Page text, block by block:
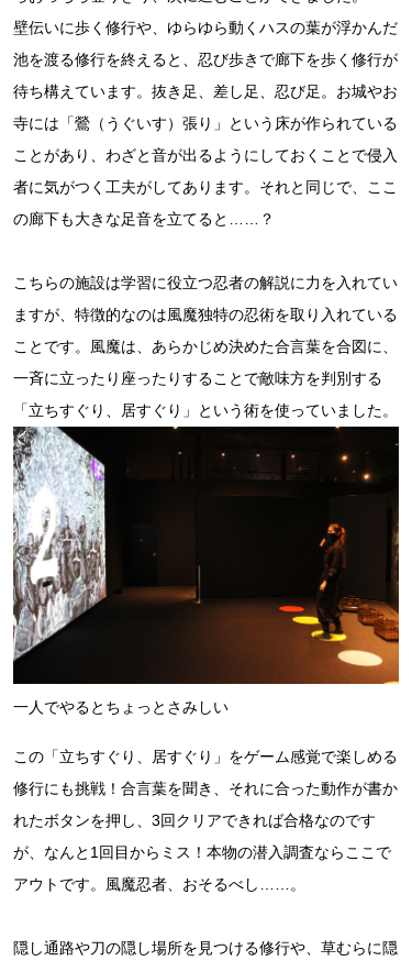
壁伝いに歩く修行や、ゆらゆら動くハスの葉が浮かんだ
池を渡る修行を終えると、忍び歩きで廊下を歩く修行が
待ち構えています。抜き足、差し足、忍び足。お城やお
寺には「鶯（うぐいす）張り」という床が作られている
ことがあり、わざと音が出るようにしておくことで侵入
者に気がつく工夫がしてあります。それと同じで、ここ
の廊下も大きな足音を立てると……？
こちらの施設は学習に役立つ忍者の解説に力を入れてい
ますが、特徴的なのは風魔独特の忍術を取り入れている
ことです。風魔は、あらかじめ決めた合言葉を合図に、
一斉に立ったり座ったりすることで敵味方を判別する
「立ちすぐり、居すぐり」という術を使っていました。
一人でやるとちょっとさみしい
この「立ちすぐり、居すぐり」をゲーム感覚で楽しめる
修行にも挑戦！合言葉を聞き、それに合った動作が書か
れたボタンを押し、3回クリアできれば合格なのです
が、なんと1回目からミス！本物の潜入調査ならここで
アウトです。風魔忍者、おそるべし……。
隠し通路や刀の隠し場所を見つける修行や、草むらに隠